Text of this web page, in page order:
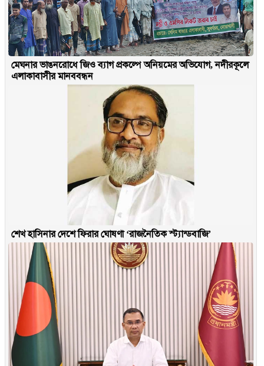
মেঘনার ভাঙনরোধে জিও ব্যাগ প্রকল্পে অনিয়মের অভিযোগ, নদীরকূলে
এলাকাবাসীর মানববন্ধন
শেখ হাসিনার দেশে ফিরার ঘোষণা ‘রাজনৈতিক স্ট্যান্ডবাজি’